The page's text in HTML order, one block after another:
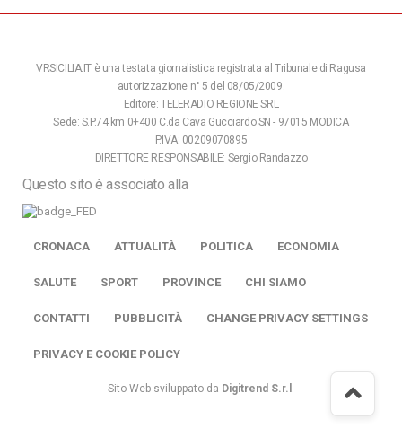
VRSICILIA.IT è una testata giornalistica registrata al Tribunale di Ragusa
autorizzazione n° 5 del 08/05/2009.
Editore: TELERADIO REGIONE SRL
Sede: S.P.74 km 0+400 C.da Cava Gucciardo SN - 97015 MODICA
P.IVA: 00209070895
DIRETTORE RESPONSABILE: Sergio Randazzo
Questo sito è associato alla
CRONACA ATTUALITÀ POLITICA ECONOMIA
SALUTE SPORT PROVINCE CHI SIAMO
CONTATTI PUBBLICITÀ CHANGE PRIVACY SETTINGS
PRIVACY E COOKIE POLICY
Sito Web sviluppato da Digitrend S.r.l